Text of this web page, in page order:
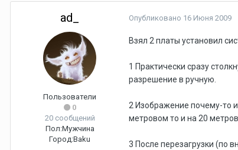
ad_
Пользователи
0
20 сообщений
Пол:Мужчина
Город:Baku
Опубликовано 16 Июня 2009
Взял 2 платы установил
1 Практически сразу
разрешение в ручную.
2 Изображение почему-то
метровом то и на 20
3 После перезагрузки (по